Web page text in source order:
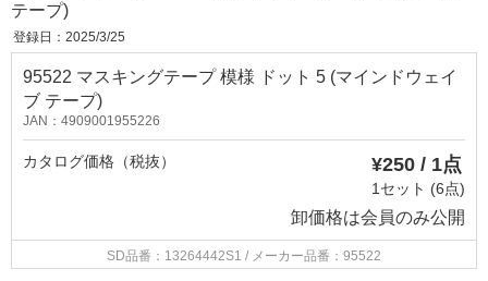
テープ)
登録日：2025/3/25
95522 マスキングテープ 模様 ドット 5 (マインドウェイ
ブ テープ)
JAN：4909001955226
カタログ価格（税抜） ¥250 / 1点
1セット (6点)
卸価格は会員のみ公開
SD品番：13264442S1 / メーカー品番：95522